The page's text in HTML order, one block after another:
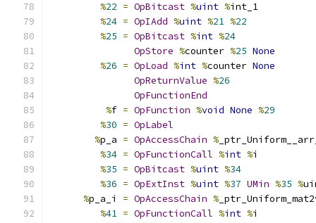
%22 = OpBitcast %uint %int_1
%24 = OpIAdd %uint %21 %22
%25 = OpBitcast %int %24
OpStore %counter %25 None
%26 = OpLoad %int %counter None
OpReturnValue %26
OpFunctionEnd
%f = OpFunction %void None %29
%30 = OpLabel
%p_a = OpAccessChain %
%34 = OpFunctionCall %int %i
%35 = OpBitcast %uint %34
%36 = OpExtInst %uint %37 UMin %35 %
%p_a_i = OpAccessChain %
%41 = OpFunctionCall %int %i